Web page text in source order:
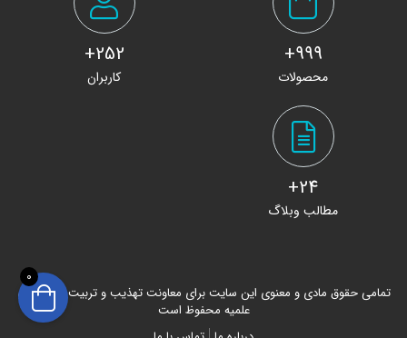
999+
محصولات
252+
کاربران
24+
مطالب وبلاگ
تمامی حقوق مادی و معنوی این سایت برای معاونت تهذیب و تربیت حوزه های
علمیه محفوظ است
0